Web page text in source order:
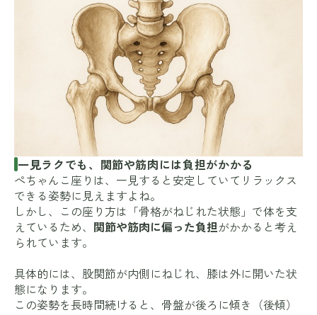
一見ラクでも、関節や筋肉には負担がかかる
ぺちゃんこ座りは、一見すると安定していてリラックス
できる姿勢に見えますよね。
しかし、この座り方は「骨格がねじれた状態」で体を支
えているため、 関節や筋肉に偏った負担がかかると考え
られています。
具体的には、股関節が内側にねじれ、膝は外に開いた状
態になります。
この姿勢を長時間続けると、骨盤が後ろに傾き（後傾）